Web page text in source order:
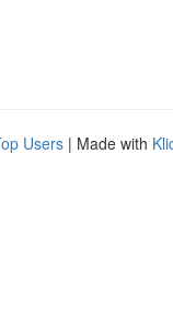
Users | Made with